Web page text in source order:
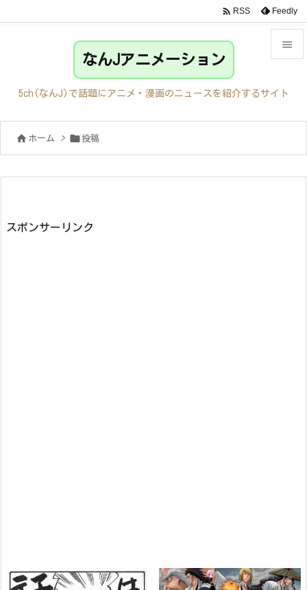

サイド
前へ

 RSS Feedly
なんJアニメーション
5ch(なんJ)で話題にアニメ・漫画のニュースを紹介するサイト
 ホーム >  投稿
スポンサーリンク